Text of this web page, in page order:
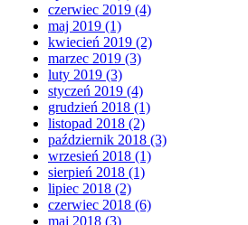
czerwiec 2019 (4)
maj 2019 (1)
kwiecień 2019 (2)
marzec 2019 (3)
luty 2019 (3)
styczeń 2019 (4)
grudzień 2018 (1)
listopad 2018 (2)
październik 2018 (3)
wrzesień 2018 (1)
sierpień 2018 (1)
lipiec 2018 (2)
czerwiec 2018 (6)
maj 2018 (3)